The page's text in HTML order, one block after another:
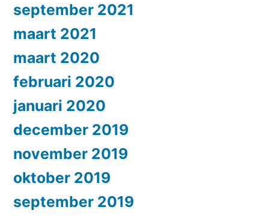
september 2021
maart 2021
maart 2020
februari 2020
januari 2020
december 2019
november 2019
oktober 2019
september 2019